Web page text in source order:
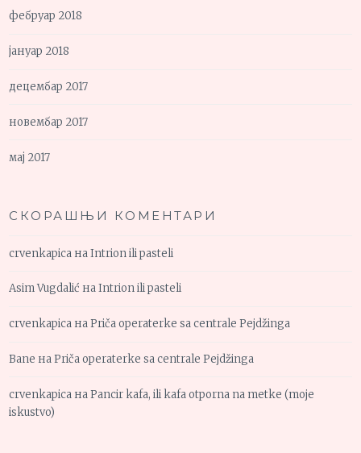
фебруар 2018
јануар 2018
децембар 2017
новембар 2017
мај 2017
СКОРАШЊИ КОМЕНТАРИ
crvenkapica наIntrion ili pasteli
Asim Vugdalić наIntrion ili pasteli
crvenkapica наPriča operaterke sa centrale Pejdžinga
Bane наPriča operaterke sa centrale Pejdžinga
crvenkapica наPancir kafa, ili kafa otporna na metke (moje
iskustvo)